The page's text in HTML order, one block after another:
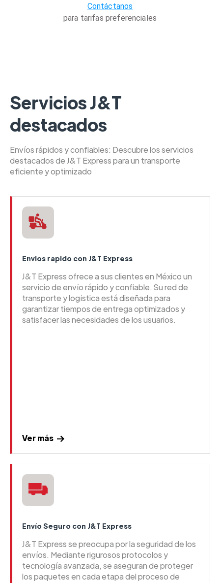
Contáctanos
para tarifas preferenciales
Servicios J&T
destacados
Envíos rápidos y confiables: Descubre los servicios
destacados de J&T Express para un transporte
eficiente y optimizado
Envios rapido con J&T Express
J&T Express ofrece a sus clientes en México un
servicio de envío rápido y confiable. Su red de
transporte y logística está diseñada para
garantizar tiempos de entrega optimizados y
satisfacer las necesidades de los usuarios.
Ver más
Envío Seguro con J&T Express
J&T Express se preocupa por la seguridad de los
envíos. Mediante rigurosos protocolos y
tecnología avanzada, se aseguran de proteger
los paquetes en cada etapa del proceso de